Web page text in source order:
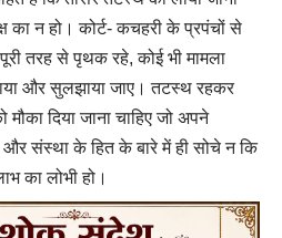
का न हो। कोर्ट- कचहरी के प्रपंचों से
तरह से पृथक रहे, कोई भी मामला
और सुलझाया जाए। तटस्थ रहकर
दिया जाना चाहिए जो अपने
और संस्था के हित के बारे में ही सोचे न कि
का लोभी हो।